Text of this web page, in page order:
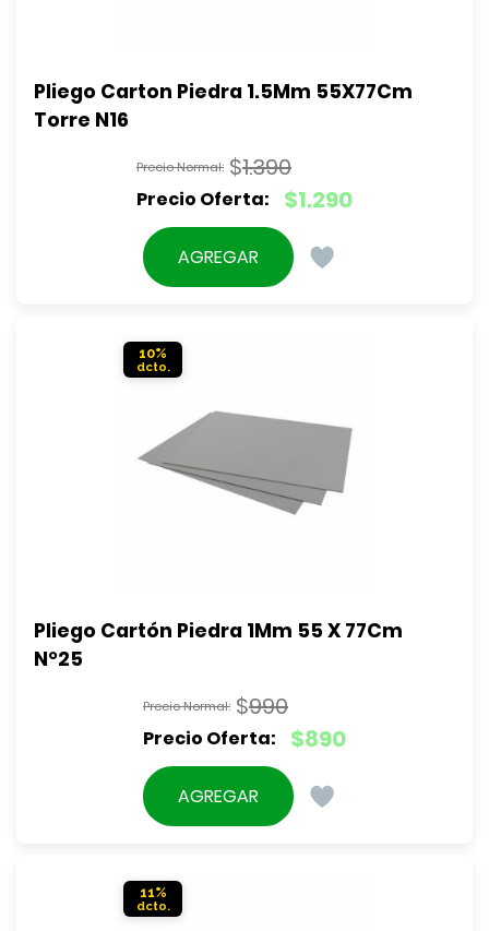
Pliego Carton Piedra 1.5Mm 55X77Cm
Torre N16
$1.390
El
original
$1.290
El
precio
actual
AGREGAR
10%
Pliego Cartón Piedra 1Mm 55 X 77Cm
N°25
$990
El
original
$890
El
precio
actual
AGREGAR
11%